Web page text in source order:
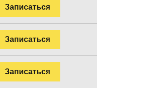
Записаться
Записаться
Записаться